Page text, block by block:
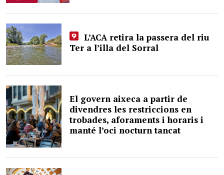
L’ACA retira la passera del riu
Ter a l’illa del Sorral
El govern aixeca a partir de
divendres les restriccions en
trobades, aforaments i horaris i
manté l’oci nocturn tancat